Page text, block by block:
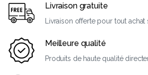
Livraison gratuite
Livraison offerte pour tout
Meilleure qualité
Produits de haute qualité